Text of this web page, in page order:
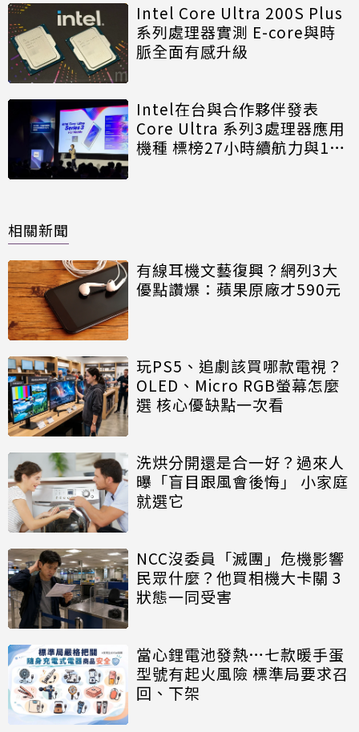
Intel Core Ultra 200S Plus
系列處理器實測 E-core與時
脈全面有感升級
Intel在台與合作夥伴發表
Core Ultra 系列3處理器應用
機種 標榜27小時續航力與180
相關新聞
有線耳機文藝復興？網列3大
優點讚爆：蘋果原廠才590元
玩PS5、追劇該買哪款電視？
OLED、Micro RGB螢幕怎麼
選 核心優缺點一次看
洗烘分開還是合一好？過來人
曝「盲目跟風會後悔」 小家庭
就選它
NCC沒委員「滅團」危機影響
民眾什麼？他買相機大卡關 3
狀態一同受害
當心鋰電池發熱…七款暖手蛋
型號有起火風險 標準局要求召
回、下架